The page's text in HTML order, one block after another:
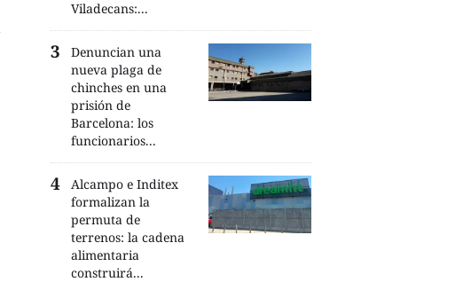
Viladecans:...
Denuncian una
nueva plaga de
chinches en una
prisión de
Barcelona: los
funcionarios...
Alcampo e Inditex
formalizan la
permuta de
terrenos: la cadena
alimentaria
construirá...